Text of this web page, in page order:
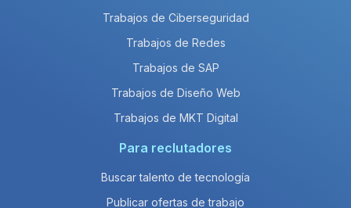
Trabajos de Ciberseguridad
Trabajos de Redes
Trabajos de SAP
Trabajos de Diseño Web
Trabajos de MKT Digital
Para reclutadores
Buscar talento de tecnología
Publicar ofertas de trabajo